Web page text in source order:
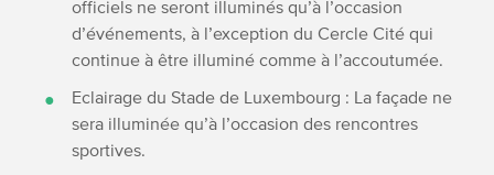
officiels ne seront illuminés qu’à l’occasion
d’événements, à l’exception du Cercle Cité qui
continue à être illuminé comme à l’accoutumée.
Eclairage du Stade de Luxembourg : La façade ne
sera illuminée qu’à l’occasion des rencontres
sportives.